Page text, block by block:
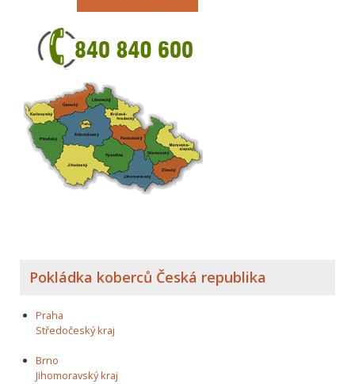
Pokládka koberců Česká republika
Praha
Středočeský kraj
Brno
Jihomoravský kraj